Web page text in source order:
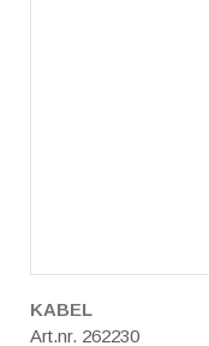
KABEL
Art.nr. 262230